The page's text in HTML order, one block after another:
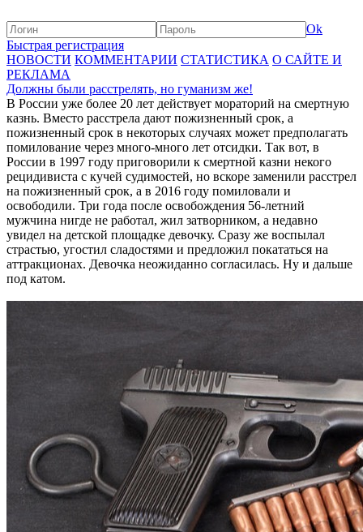
Ok
Быстрая регистрация
НОВОСТИ КОММЕНТАРИИ СТАТИСТИКА О САЙТЕ И
РЕКЛАМА
Должны были расстрелять, но гуманизм же!
В России уже более 20 лет действует мораторий на смертную
казнь. Вместо расстрела дают пожизненный срок, а
пожизненный срок в некоторых случаях может предполагать
помилование через много-много лет отсидки. Так вот, в
России в 1997 году приговорили к смертной казни некого
рецидивиста с кучей судимостей, но вскоре заменили расстрел
на пожизненный срок, а в 2016 году помиловали и
освободили. Три года после освобождения 56-летний
мужчина нигде не работал, жил затворником, а недавно
увидел на детской площадке девочку. Сразу же воспылал
страстью, угостил сладостями и предложил покататься на
аттракционах. Девочка неожиданно согласилась. Ну и дальше
под катом.